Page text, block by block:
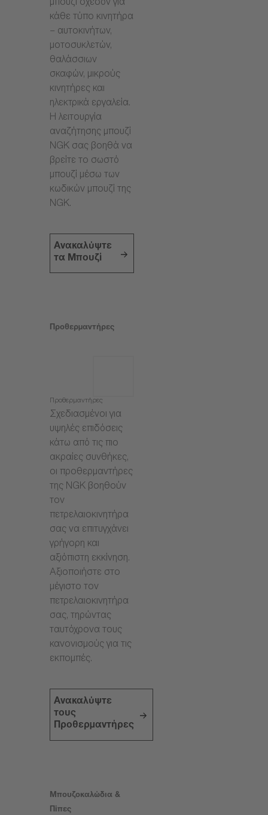
μπουζί σχεδόν για
κάθε τύπο κινητήρα
– αυτοκινήτων,
μοτοσυκλετών,
θαλάσσιων
σκαφών, μικρούς
κινητήρες και
ηλεκτρικά εργαλεία.
Η λειτουργία
αναζήτησης μπουζί
NGK σας βοηθά να
βρείτε το σωστό
μπουζί μέσω των
κωδικών μπουζί της
NGK.
Ανακαλύψτε
τα Μπουζί
Προθερμαντήρες
Προθερμαντήρες
Σχεδιασμένοι για
υψηλές επιδόσεις
κάτω από τις πιο
ακραίες συνθήκες,
οι προθερμαντήρες
της NGK βοηθούν
τον
πετρελαιοκινητήρα
σας να επιτυγχάνει
γρήγορη και
αξιόπιστη εκκίνηση.
Αξιοποιήστε στο
μέγιστο τον
πετρελαιοκινητήρα
σας, τηρώντας
ταυτόχρονα τους
κανονισμούς για τις
εκπομπές.
Ανακαλύψτε
τους
Προθερμαντήρες
Μπουζοκαλώδια &
Πίπες